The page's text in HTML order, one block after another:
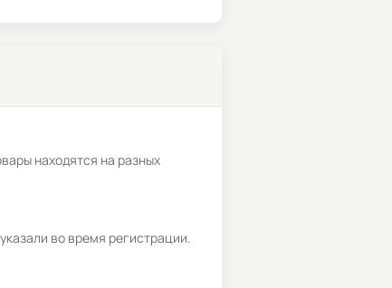
находятся на разных
во время регистрации.